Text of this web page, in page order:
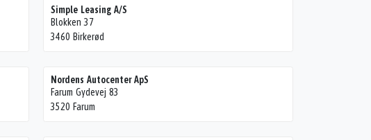
Simple Leasing A/S
Blokken 37
3460 Birkerød
Nordens Autocenter ApS
Farum Gydevej 83
3520 Farum